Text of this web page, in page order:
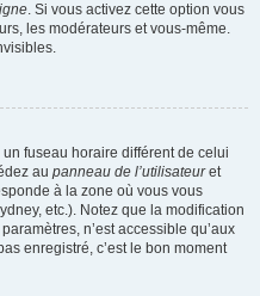
. Si vous activez cette option vous
les modérateurs et vous-même.
un fuseau horaire différent de celui
au panneau de l’utilisateuret
à la zone où vous vous
etc.). Notez que la modification
n’est accessible qu’aux
enregistré, c’est le bon moment